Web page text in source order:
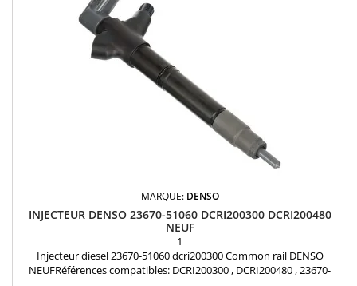
MARQUE: DENSO
INJECTEUR DENSO 23670-51060 DCRI200300 DCRI200480
NEUF
1
Injecteur diesel 23670-51060 dcri200300 Common rail DENSO
NEUFRéférences compatibles: DCRI200300 , DCRI200480 , 23670-